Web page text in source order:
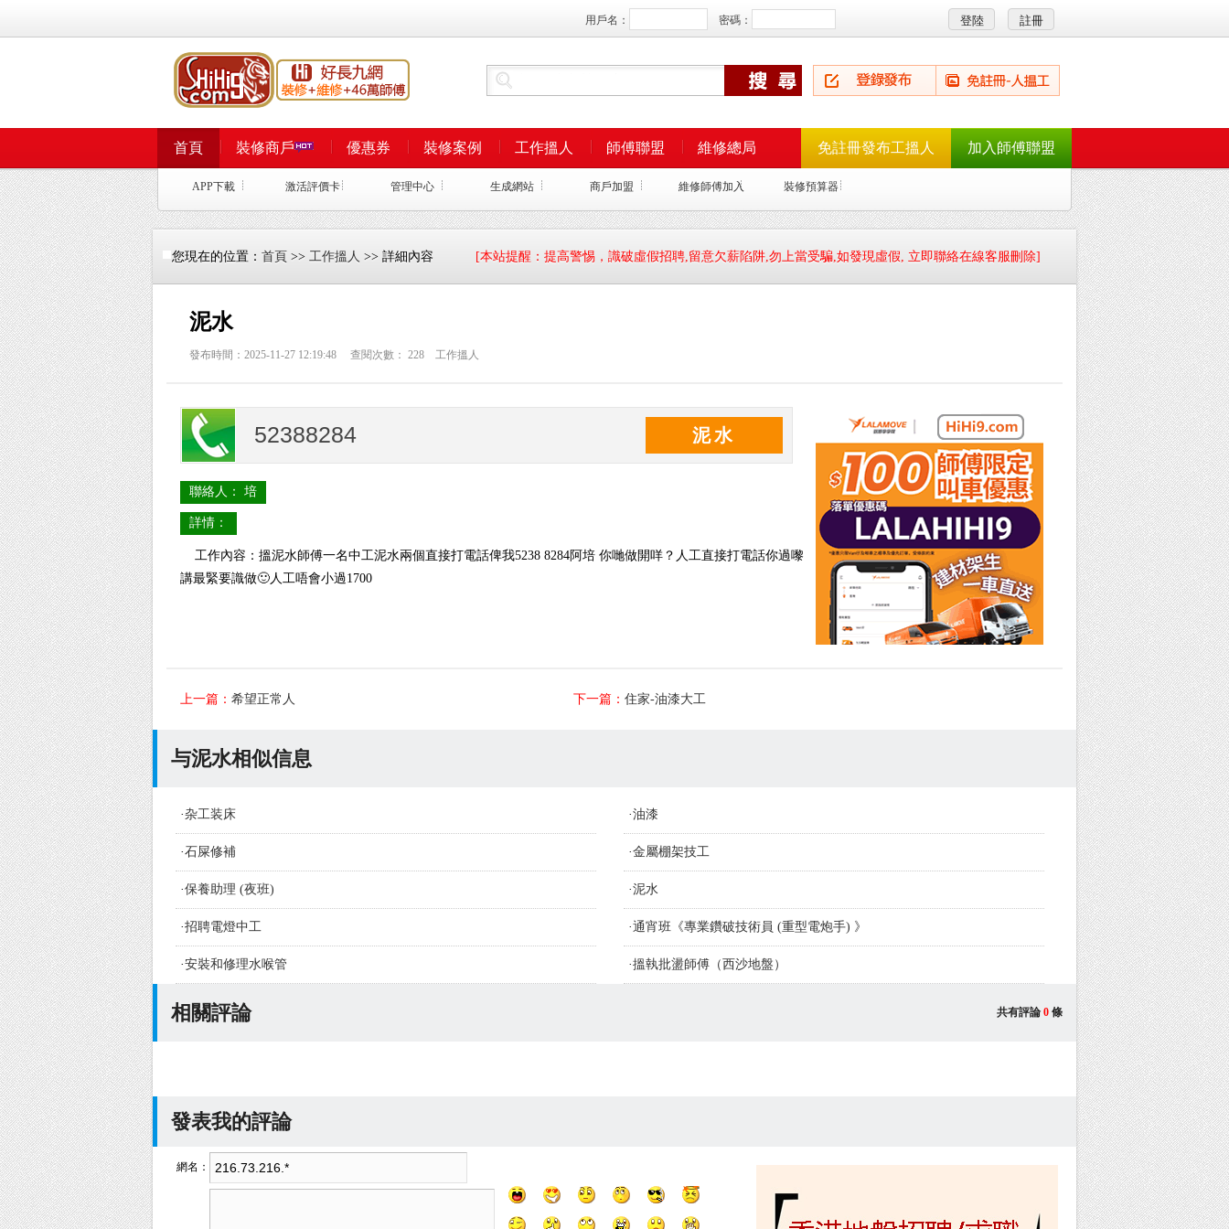
用戶名： 密碼：
首頁 裝修商戶 優惠券 裝修案例 工作搵人 師傅聯盟 維修總局 加入師傅聯盟
免註冊發布工搵人
APP下載 激活評價卡 管理中心 生成網站 商戶加盟 維修師傅加入 裝修預算器
您現在的位置： 首頁 >> 工作搵人 >> 詳細內容 [本站提醒：提高警惕，識破虛假招聘,留意欠薪陷阱,勿上當受騙,如發現虛假, 立即聯絡在線客服刪除]
泥水
發布時間：2025-11-27 12:19:48 查閱次數： 228 工作搵人
52388284 泥水
聯絡人： 培
詳情：
工作內容：搵泥水師傅一名中工泥水兩個直接打電話俾我5238 8284阿培 你哋做開咩？人工直接打電話你過嚟
講最緊要識做🙂人工唔會小過1700
上一篇： 希望正常人 下一篇： 住家-油漆大工
与泥水相似信息
·杂工装床 ·油漆
·石屎修補 ·金屬棚架技工
·保養助理 (夜班) ·泥水
·招聘電燈中工 ·通宵班《專業鑽破技術員 (重型電炮手) 》
·安裝和修理水喉管 ·搵執批盪師傅（西沙地盤）
共有評論 0 條
相關評論
發表我的評論
網名：